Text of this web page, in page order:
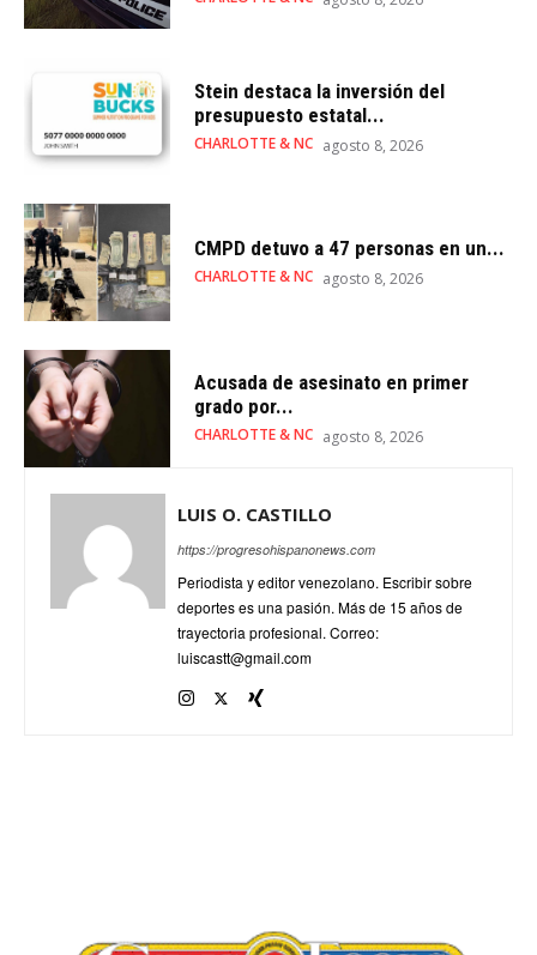
Stein destaca la inversión del
presupuesto estatal...
CHARLOTTE & NC agosto 8, 2026
CMPD detuvo a 47 personas en un...
CHARLOTTE & NC agosto 8, 2026
Acusada de asesinato en primer
grado por...
CHARLOTTE & NC agosto 8, 2026
LUIS O. CASTILLO
https://progresohispanonews.com
Periodista y editor venezolano. Escribir sobre
deportes es una pasión. Más de 15 años de
trayectoria profesional. Correo:
luiscastt@gmail.com